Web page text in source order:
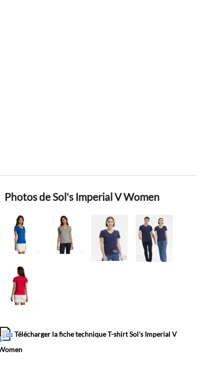
Photos de Sol's Imperial V Women
Télécharger la fiche technique T-shirt Sol's Imperial V